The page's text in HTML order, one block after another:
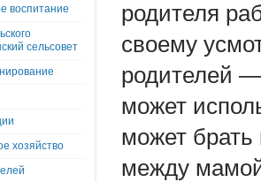
воспитание
сельсовет
хозяйство
родителя
своему
родителей
может
может
между